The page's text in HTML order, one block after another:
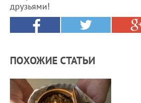
друзьями!
ПОХОЖИЕ СТАТЬИ